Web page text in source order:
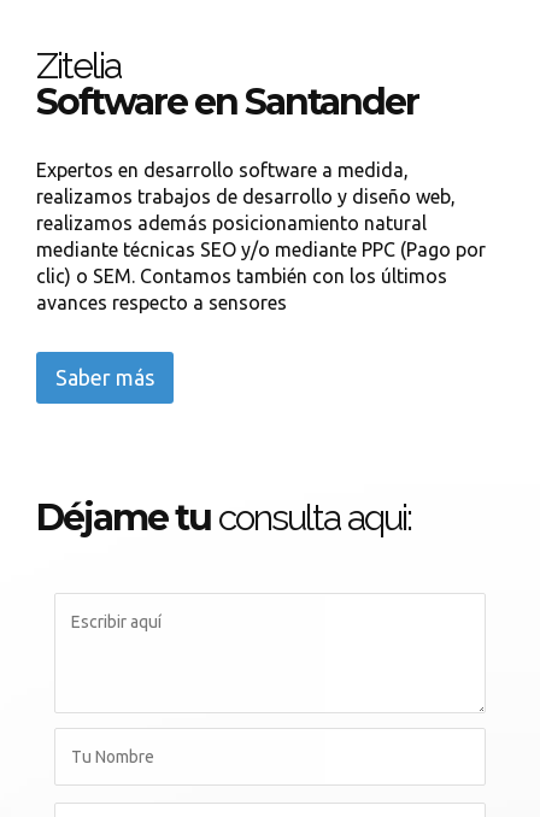
Zitelia
Software en Santander
Expertos en desarrollo software a medida,
realizamos trabajos de desarrollo y diseño web,
realizamos además posicionamiento natural
mediante técnicas SEO y/o mediante PPC (Pago por
clic) o SEM. Contamos también con los últimos
avances respecto a sensores
Saber más
Déjame tu consulta aqui: